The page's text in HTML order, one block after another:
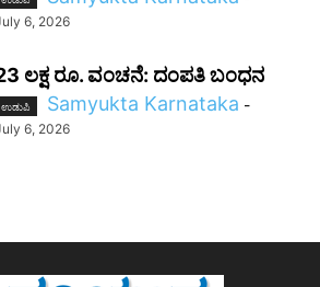
6, 2026
ಲಕ್ಷ ರೂ. ವಂಚನೆ: ದಂಪತಿ ಬಂಧನ
ಉಡುಪಿ Samyukta Karnataka -
6, 2026